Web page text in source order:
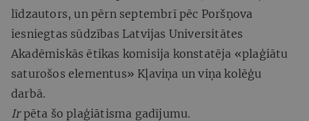
līdzautors, un pērn septembrī pēc Poršņova
iesniegtas sūdzības Latvijas Universitātes
Akadēmiskās ētikas komisija konstatēja «plaģiātu
saturošos elementus» Kļaviņa un viņa kolēģu
darbā.
Irpēta šo plaģiātisma gadījumu.